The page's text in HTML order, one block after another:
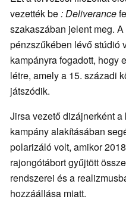
vezették be:Deliverance
szakaszában jelent meg.
pénzszűkében lévő stúdió
kampányra fogadott, hogy
létre, amely a 15. századi
játszódik.
Jirsa vezető dizájnerként
kampány alakításában
polarizáló volt, amikor
rajongótábort gyűjtött
rendszerei és a
hozzáállása miatt.